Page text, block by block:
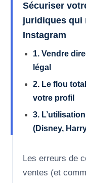
Sécuriser
juridiques qui
Instagram
1. Vendre
légal
2. Le flou
votre profil
3.
(Disney,
Les erreurs de
ventes (et